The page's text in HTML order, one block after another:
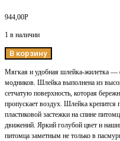
944,00Р
1 в наличии
В корзину
Мягкая и удобная шлейка-жилетка —
модников. Шлейка выполнена из
сетчатую поверхность, которая
пропускает воздух. Шлейка
пластиковой застежки на спине
движений. Яркий голубой цвет и
питомца заметным не только в